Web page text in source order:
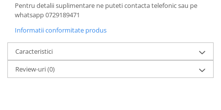
Pentru detalii suplimentare ne puteti contacta telefonic sau pe
whatsapp 0729189471
Informatii conformitate produs
Caracteristici
Review-uri(0)